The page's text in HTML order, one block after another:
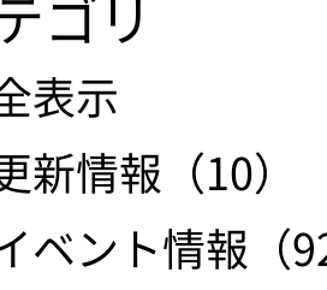
ゴリ
表示
情報（10）
ベント情報（